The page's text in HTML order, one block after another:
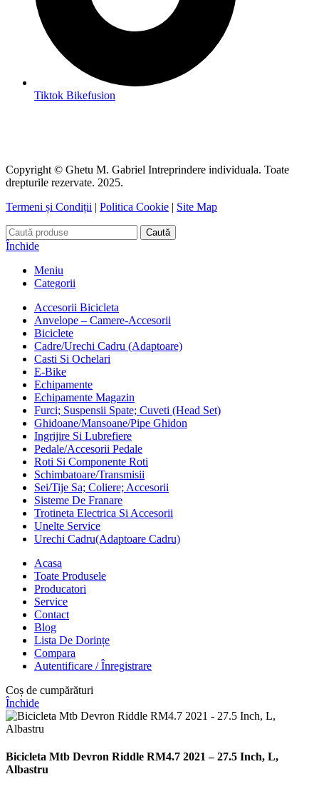
Tiktok Bikefusion
Copyright © Ghetu M. Gabriel Intreprindere individuala. Toate
drepturile rezervate. 2025.
Termeni și Condiții | Politica Cookie | Site Map
Caută
Închide
Meniu
Categorii
Accesorii Bicicleta
Anvelope – Camere-Accesorii
Biciclete
Cadre/Urechi Cadru (Adaptoare)
Casti Si Ochelari
E-Bike
Echipamente
Echipamente Magazin
Furci; Suspensii Spate; Cuveti (Head Set)
Ghidoane/Mansoane/Pipe Ghidon
Ingrijire Si Lubrefiere
Pedale/Accesorii Pedale
Roti Si Componente Roti
Schimbatoare/Transmisii
Sei/Tije Sa; Coliere; Accesorii
Sisteme De Franare
Trotineta Electrica Si Accesorii
Unelte Service
Urechi Cadru(Adaptoare Cadru)
Acasa
Toate Produsele
Producatori
Service
Contact
Blog
Lista De Dorințe
Compara
Autentificare / Înregistrare
Coș de cumpărături
Închide
Bicicleta Mtb Devron Riddle RM4.7 2021 – 27.5 Inch, L,
Albastru